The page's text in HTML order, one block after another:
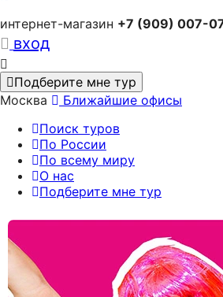
интернет-магазин +7 (909) 007-
вход
Подберите мне тур
Москва
Ближайшие офисы
Поиск туров
По России
По всему миру
О нас
Подберите мне тур